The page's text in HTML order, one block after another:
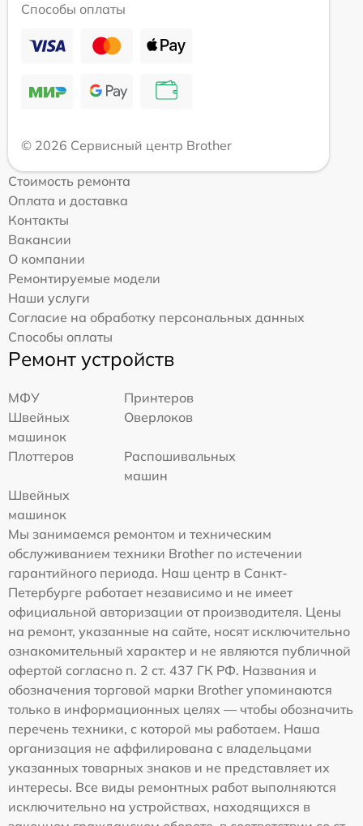
Способы оплаты
© 2026 Сервисный центр Brother
Стоимость ремонта
Оплата и доставка
Контакты
Вакансии
О компании
Ремонтируемые модели
Наши услуги
Согласие на обработку персональных данных
Способы оплаты
Ремонт устройств
МФУ
Принтеров
Швейных
машинок
Оверлоков
Плоттеров
Распошивальных
машин
Швейных
машинок
Мы занимаемся ремонтом и техническим
обслуживанием техники Brother по истечении
гарантийного периода. Наш центр в Санкт-
Петербурге работает независимо и не имеет
официальной авторизации от производителя. Цены
на ремонт, указанные на сайте, носят исключительно
ознакомительный характер и не являются публичной
офертой согласно п. 2 ст. 437 ГК РФ. Названия и
обозначения торговой марки Brother упоминаются
только в информационных целях — чтобы обозначить
перечень техники, с которой мы работаем. Наша
организация не аффилирована с владельцами
указанных товарных знаков и не представляет их
интересы. Все виды ремонтных работ выполняются
исключительно на устройствах, находящихся в